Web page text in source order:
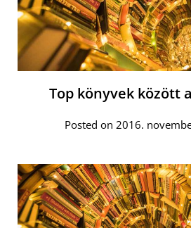
Top könyvek között
Posted on 2016.